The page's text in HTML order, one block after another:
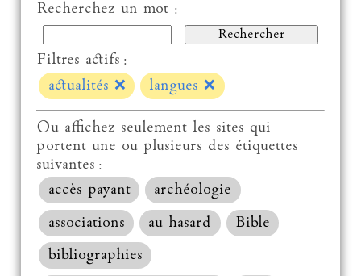
Recherchez un mot :
Filtres actifs :
actualités ❌ langues❌
Ou affichez seulement les sites qui
portent une ou plusieurs des étiquettes
suivantes :
accès payant
archéologie
associations
au hasard
Bible
bibliographies